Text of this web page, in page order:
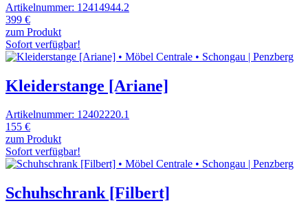
Artikelnummer: 12414944.2
399 €
zum Produkt
Sofort verfügbar!
Kleiderstange [Ariane]
Artikelnummer: 12402220.1
155 €
zum Produkt
Sofort verfügbar!
Schuhschrank [Filbert]